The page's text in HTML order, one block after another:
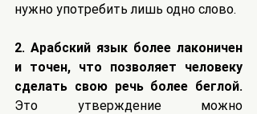
нужно употребить лишь одно слово.
2. Арабский язык более лаконичен
и точен, что позволяет человеку
сделать свою речь более беглой.
Это утверждение можно